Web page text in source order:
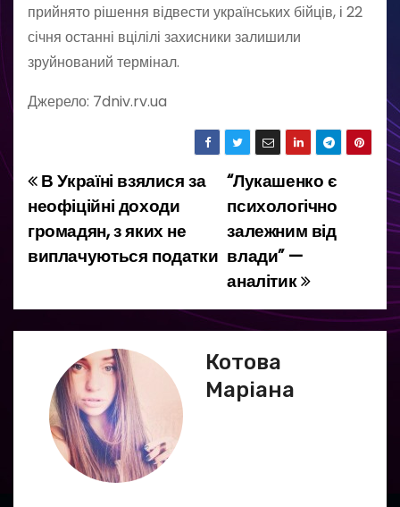
прийнято рішення відвести українських бійців, і 22
січня останні вцілілі захисники залишили
зруйнований термінал.
Джерело: 7dniv.rv.ua
Н
а
в
і
г
“Лукашенко є
психологічно
залежним від
влади” —
аналітик
В Україні взялися за
неофіційні доходи
громадян, з яких не
виплачуються податки
Котова
Маріана